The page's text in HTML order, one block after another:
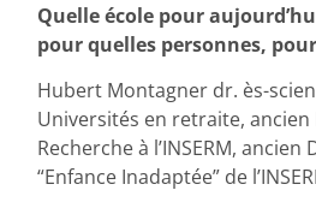
Quelle école pour
pour quelles personnes,
Hubert Montagner dr. ès-
Universités en retraite,
Recherche à l’INSERM,
“Enfance Inadaptée” de